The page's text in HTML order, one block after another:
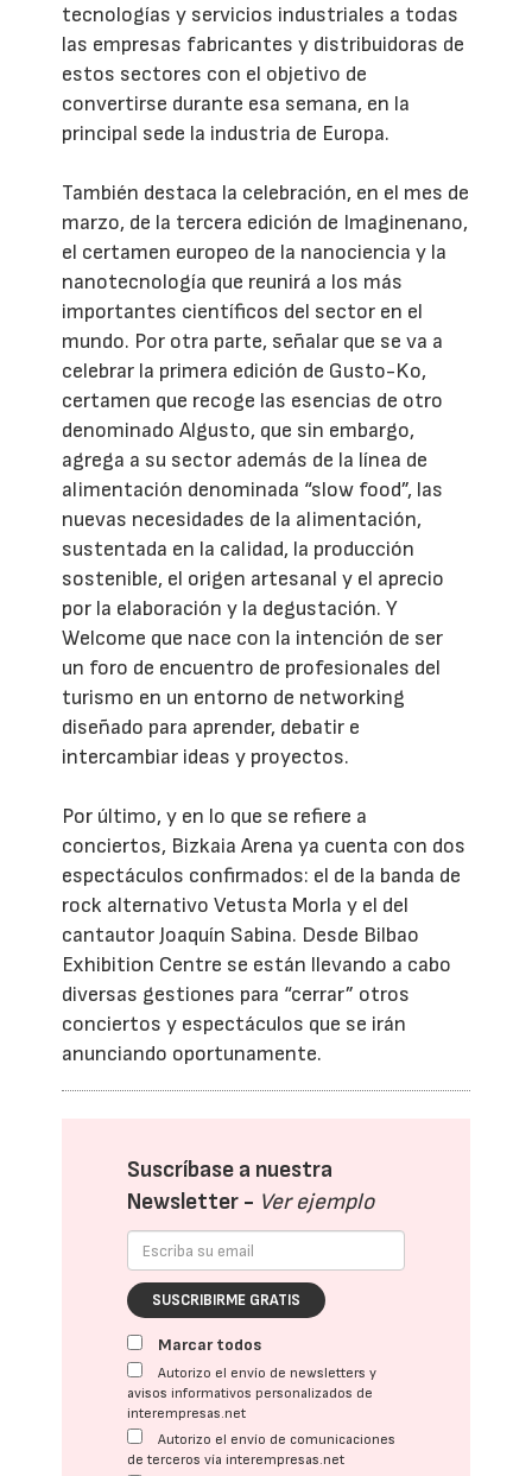
tecnologías y servicios industriales a todas
las empresas fabricantes y distribuidoras de
estos sectores con el objetivo de
convertirse durante esa semana, en la
principal sede la industria de Europa.
También destaca la celebración, en el mes de
marzo, de la tercera edición de Imaginenano,
el certamen europeo de la nanociencia y la
nanotecnología que reunirá a los más
importantes científicos del sector en el
mundo. Por otra parte, señalar que se va a
celebrar la primera edición de Gusto-Ko,
certamen que recoge las esencias de otro
denominado Algusto, que sin embargo,
agrega a su sector además de la línea de
alimentación denominada “slow food”, las
nuevas necesidades de la alimentación,
sustentada en la calidad, la producción
sostenible, el origen artesanal y el aprecio
por la elaboración y la degustación. Y
Welcome que nace con la intención de ser
un foro de encuentro de profesionales del
turismo en un entorno de networking
diseñado para aprender, debatir e
intercambiar ideas y proyectos.
Por último, y en lo que se refiere a
conciertos, Bizkaia Arena ya cuenta con dos
espectáculos confirmados: el de la banda de
rock alternativo Vetusta Morla y el del
cantautor Joaquín Sabina. Desde Bilbao
Exhibition Centre se están llevando a cabo
diversas gestiones para “cerrar” otros
conciertos y espectáculos que se irán
anunciando oportunamente.
Suscríbase a nuestra
Newsletter - Ver ejemplo
SUSCRIBIRME GRATIS
Marcar todos
Autorizo el envío de newsletters y
avisos informativos personalizados de
interempresas.net
Autorizo el envío de comunicaciones
de terceros vía interempresas.net